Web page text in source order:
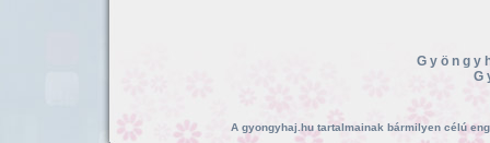
A gyongyhaj.hu tartalmainak bármilyen célú